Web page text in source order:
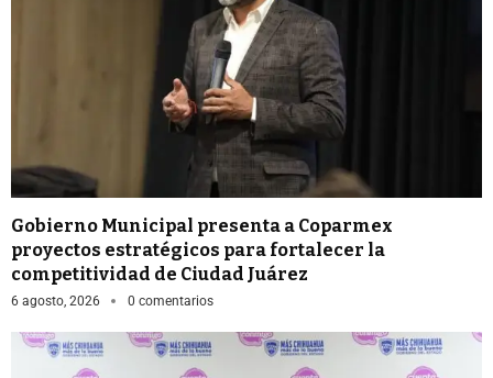
Gobierno Municipal presenta a Coparmex
proyectos estratégicos para fortalecer la
competitividad de Ciudad Juárez
6 agosto, 2026 0 comentarios